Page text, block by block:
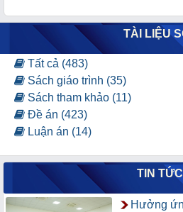
TÀI LIỆU
Tất cả (483)
Sách giáo trình (35)
Sách tham khảo (11)
Đề án (423)
Luận án (14)
TIN TỨC
Hưởng